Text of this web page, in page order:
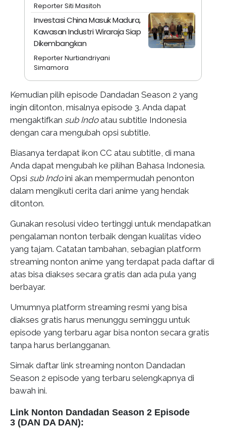
Reporter Siti Masitoh
Investasi China Masuk Madura,
Kawasan Industri Wiraraja Siap
Dikembangkan
Reporter Nurtiandriyani
Simamora
Kemudian pilih episode Dandadan Season 2 yang
ingin ditonton, misalnya episode 3. Anda dapat
mengaktifkan sub Indoatau subtitle Indonesia
dengan cara mengubah opsi subtitle.
Biasanya terdapat ikon CC atau subtitle, di mana
Anda dapat mengubah ke pilihan Bahasa Indonesia.
Opsi sub Indoini akan mempermudah penonton
dalam mengikuti cerita dari anime yang hendak
ditonton.
Gunakan resolusi video tertinggi untuk mendapatkan
pengalaman nonton terbaik dengan kualitas video
yang tajam. Catatan tambahan, sebagian platform
streaming nonton anime yang terdapat pada daftar di
atas bisa diakses secara gratis dan ada pula yang
berbayar.
Umumnya platform streaming resmi yang bisa
diakses gratis harus menunggu seminggu untuk
episode yang terbaru agar bisa nonton secara gratis
tanpa harus berlangganan.
Simak daftar link streaming nonton Dandadan
Season 2 episode yang terbaru selengkapnya di
bawah ini.
Link Nonton Dandadan Season 2 Episode
3 (DAN DA DAN):